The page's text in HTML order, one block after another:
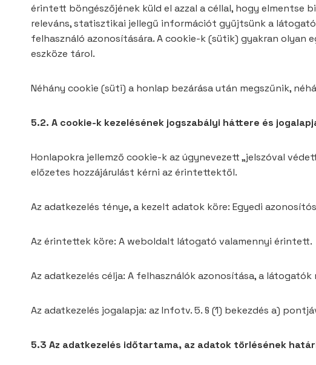
érintett böngészőjének küld el azzal a céllal, hogy elmentse
releváns, statisztikai jellegű információt gyűjtsünk a
felhasználó azonosítására. A cookie-k (sütik) gyakran
eszköze tárol.
Néhány cookie (süti) a honlap bezárása után megszűnik,
5.2. A cookie-k kezelésének jogszabályi háttere és
Honlapokra jellemző cookie-k az úgynevezett „jelszóval
előzetes hozzájárulást kérni az érintettektől.
Az adatkezelés ténye, a kezelt adatok köre: Egyedi
Az érintettek köre: A weboldalt látogató valamennyi érintett.
Az adatkezelés célja: A felhasználók azonosítása, a
Az adatkezelés jogalapja: az Infotv. 5. § (1) bekezdés a)
5.3 Az adatkezelés időtartama, az adatok törlésének